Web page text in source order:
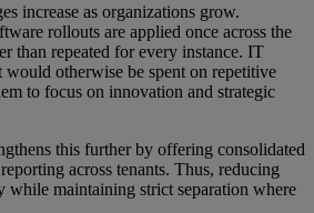
increase as organizations grow.
rollouts are applied once across the
than repeated for every instance. IT
would otherwise be spent on repetitive
to focus on innovation and strategic
this further by offering consolidated
across tenants. Thus, reducing
while maintaining strict separation where